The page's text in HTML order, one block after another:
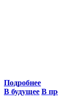
Подробнее
В будущее В